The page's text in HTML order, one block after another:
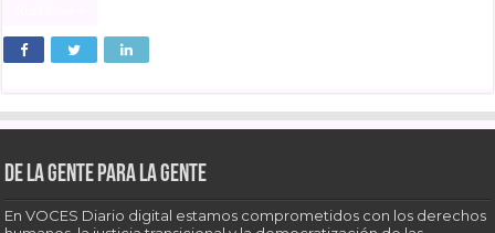
De la gente para la gente
En VOCES Diario digital estamos comprometidos con los derechos